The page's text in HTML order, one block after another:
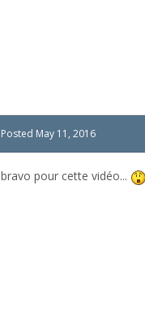
Posted May 11, 2016
bravo pour cette vidéo...